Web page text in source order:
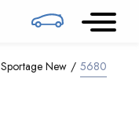
Sportage New 5680